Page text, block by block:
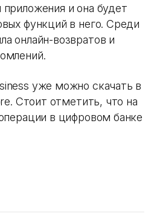
и она будет
функций в него. Среди
онлайн-возвратов и
уже можно скачать в
Стоит отметить, что на
в цифровом банке